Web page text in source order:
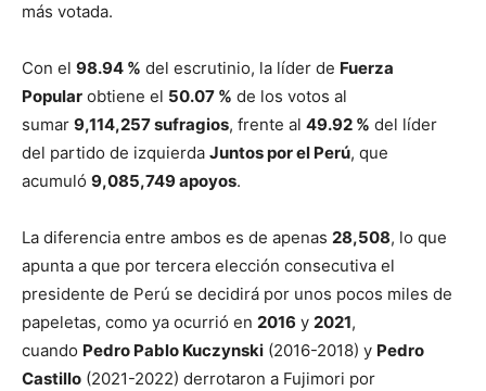
más votada.
Con el 98.94 % del escrutinio, la líder de Fuerza
Popular obtiene el 50.07 % de los votos al
sumar 9,114,257 sufragios, frente al 49.92 % del líder
del partido de izquierda Juntos por el Perú, que
acumuló 9,085,749 apoyos.
La diferencia entre ambos es de apenas 28,508, lo que
apunta a que por tercera elección consecutiva el
presidente de Perú se decidirá por unos pocos miles de
papeletas, como ya ocurrió en 2016 y 2021,
cuando Pedro Pablo Kuczynski (2016-2018) y Pedro
Castillo (2021-2022) derrotaron a Fujimori por